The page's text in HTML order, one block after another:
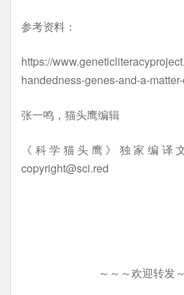
参考资料：
https://
handedness-genes-and-a-
张一鸣，猫头鹰编辑
《科学猫头鹰》独家编译
copyright@sci.red
～～～欢迎转发